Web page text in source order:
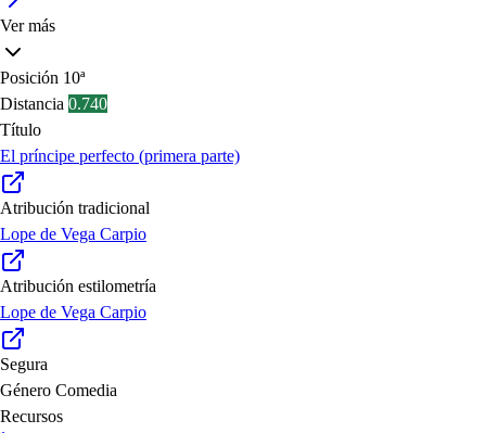
Ver más
Posición 10ª
Distancia 0.740
Título
El príncipe perfecto (primera parte)
Atribución tradicional
Lope de Vega Carpio
Atribución estilometría
Lope de Vega Carpio
Segura
Género Comedia
Recursos